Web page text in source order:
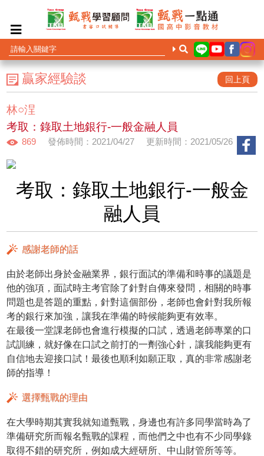
贏家經驗談 回上頁
林○浧
考取：錄取土地銀行-一般金融人員
869 發佈時間：2021/04/27 更新時間：2021/05/26
考取：錄取土地銀行-一般金
融人員
感謝老師的話
由於老師出身於金融業界，銀行面試的準備和時事的議題是
他的強項，面試時主考官除了針對自傳來發問，相關的時事
問題也是答題的重點，針對這個部份，老師也會針對我所報
考的銀行來加強，讓我在準備的時候能夠更有效率。
在最後一堂課老師也會進行模擬的口試，透過老師專業的口
試訓練，就好像在口試之前打的一劑強心針，讓我能夠更有
自信地去迎接口試！最後也順利如願正取，真的非常感謝老
師的指導！
選擇甄戰的理由
在大學時期其實我就知道甄戰，身邊也有許多同學當時為了
準備研究所而報名甄戰的課程，而他們之中也有不少同學錄
取得不錯的研究所，例如成大經研所、中山財管所等等。